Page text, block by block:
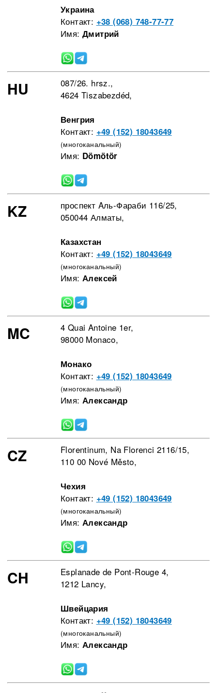
Украина
Контакт: +38 (068) 748-77-77
Имя: Дмитрий
HU
087/26. hrsz.,
4624 Tiszabezdéd,
Венгрия
Контакт: +49 (152) 18043649
(многоканальный)
Имя: Dömötör
KZ
проспект Aль-Фараби 116/25,
050044 Алматы,
Казахстан
Контакт: +49 (152) 18043649
(многоканальный)
Имя: Алексей
MC
4 Quai Antoine 1er,
98000 Monaco,
Монако
Контакт: +49 (152) 18043649
(многоканальный)
Имя: Александр
CZ
Florentinum, Na Florenci 2116/15,
110 00 Nové Město,
Чехия
Контакт: +49 (152) 18043649
(многоканальный)
Имя: Александр
CH
Esplanade de Pont-Rouge 4,
1212 Lancy,
Швейцария
Контакт: +49 (152) 18043649
(многоканальный)
Имя: Александр